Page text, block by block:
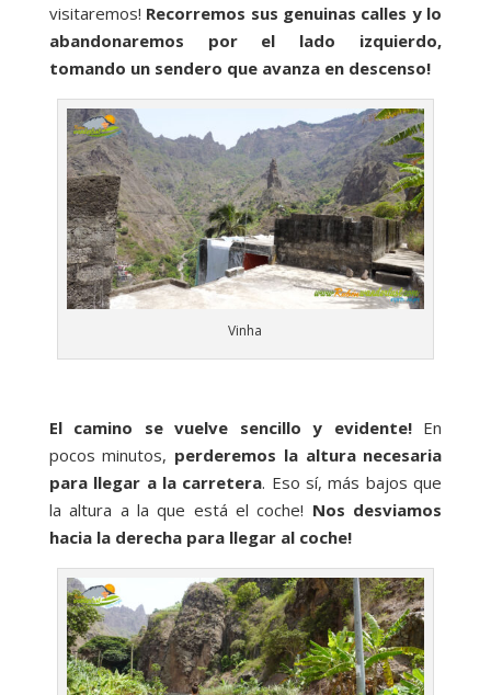
visitaremos! Recorremos sus genuinas calles y lo
abandonaremos por el lado izquierdo,
tomando un sendero que avanza en descenso!
Vinha
El camino se vuelve sencillo y evidente!En
pocos minutos, perderemos la altura necesaria
para llegar a la carretera. Eso sí, más bajos que
la altura a la que está el coche! Nos desviamos
hacia la derecha para llegar al coche!